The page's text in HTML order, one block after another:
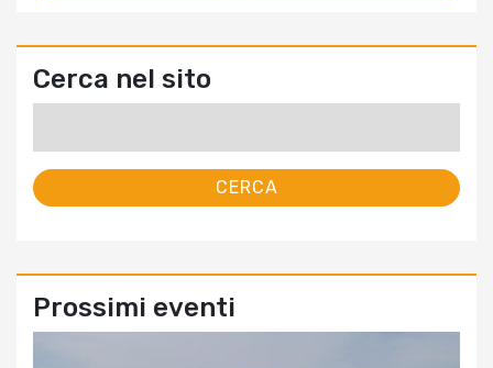
Cerca nel sito
Prossimi eventi